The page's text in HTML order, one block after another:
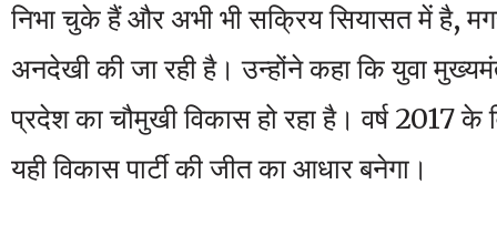
निभा चुके हैं और अभी भी सक्रिय सियासत में है,
अनदेखी की जा रही है। उन्होंने कहा कि युवा
प्रदेश का चौमुखी विकास हो रहा है। वर्ष 2017 के
यही विकास पार्टी की जीत का आधार बनेगा।